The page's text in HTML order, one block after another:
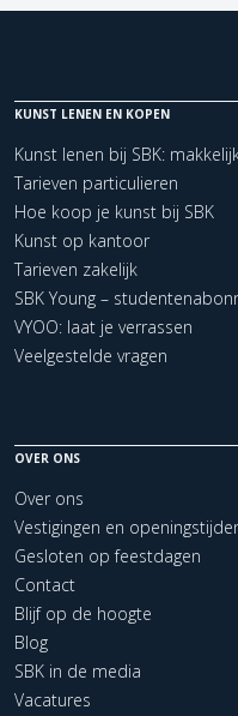
Kerncollectie
2 items. Pagina: 1
KUNST LENEN EN KOPEN
Kunst lenen bij SBK:
Tarieven particulieren
Hoe koop je kunst bij SBK
Kunst op kantoor
Tarieven zakelijk
SBK Young –
VYOO: laat je verrassen
Veelgestelde vragen
OVER ONS
Over ons
Vestigingen en
Gesloten op feestdagen
Contact
Blijf op de hoogte
Blog
SBK in de media
Vacatures